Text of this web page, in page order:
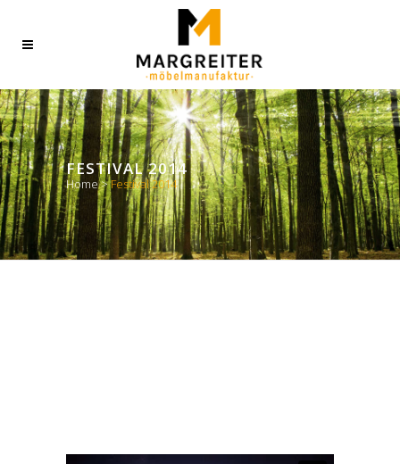
FESTIVAL 2014
Home>Festival 2014